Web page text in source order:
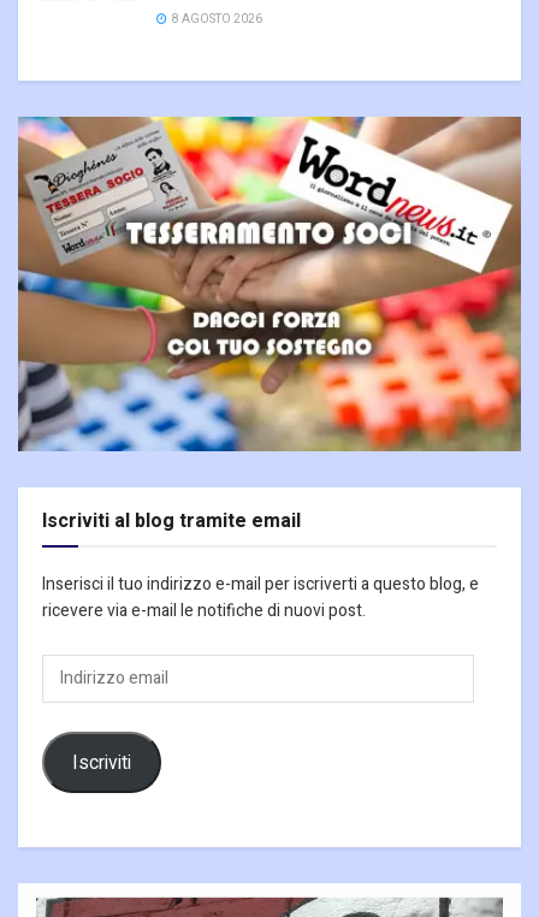
8 AGOSTO 2026
Iscriviti al blog tramite email
Inserisci il tuo indirizzo e-mail per iscriverti a questo blog, e
ricevere via e-mail le notifiche di nuovi post.
Indirizzo
email
Iscriviti